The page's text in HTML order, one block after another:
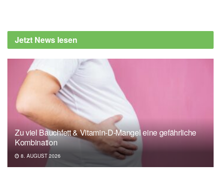
to Heart Issues?, (Abruf: 07.05.2022),
Cleveland Clinic
Jetzt News lesen
Zu viel Bauchfett & Vitamin-D-Mangel eine gefährliche
Kombination
8. AUGUST 2026